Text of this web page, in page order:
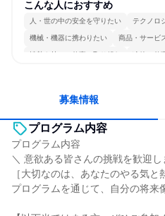
こんな人におすすめ
人・世の中の安全を守りたい テクノロ
機械・機器に携わりたい 商品・サービ
情熱を持って仕事に取り組む 冷静に仕
募集情報
プログラム内容
プログラム内容
＼ 意欲ある皆さんの挑戦を歓迎し
［大切なのは、あなたのやる気と
プログラムを通じて、自分の将来